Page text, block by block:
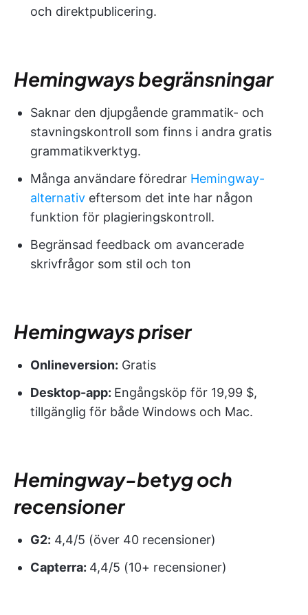
och direktpublicering.
Hemingways begränsningar
Saknar den djupgående grammatik- och
stavningskontroll som finns i andra gratis
grammatikverktyg.
Många användare föredrar Hemingway-
alternativ eftersom det inte har någon
funktion för plagieringskontroll.
Begränsad feedback om avancerade
skrivfrågor som stil och ton
Hemingways priser
Onlineversion: Gratis
Desktop-app: Engångsköp för 19,99 $,
tillgänglig för både Windows och Mac.
Hemingway-betyg och
recensioner
G2: 4,4/5 (över 40 recensioner)
Capterra: 4,4/5 (10+ recensioner)